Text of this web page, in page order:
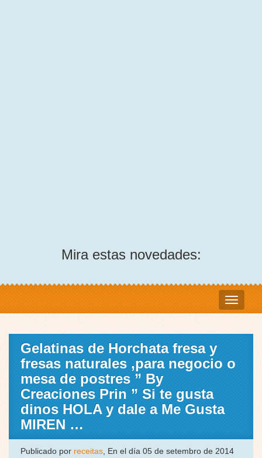
Mira estas novedades:
Gelatinas de Horchata fresa y
fresas naturales ,para negocio o
mesa de postres ” By
Creaciones Prin ” Si te gusta
dinos HOLA y dale a Me Gusta
MIREN …
Publicado por receitas, En el día 05 de setembro de 2014